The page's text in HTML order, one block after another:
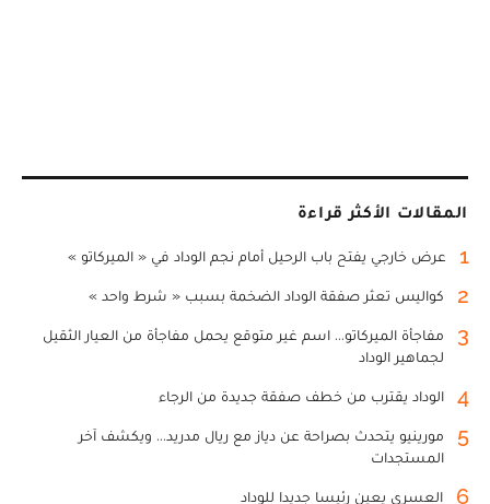
المقالات الأكثر قراءة
1 عرض خارجي يفتح باب الرحيل أمام نجم الوداد في « الميركاتو »
2 كواليس تعثر صفقة الوداد الضخمة بسبب « شرط واحد »
3
مفاجأة الميركاتو... اسم غير متوقع يحمل مفاجأة من العيار الثقيل
لجماهير الوداد
4 الوداد يقترب من خطف صفقة جديدة من الرجاء
5
مورينيو يتحدث بصراحة عن دياز مع ريال مدريد... ويكشف آخر
المستجدات
6 العسري يعين رئيسا جديدا للوداد